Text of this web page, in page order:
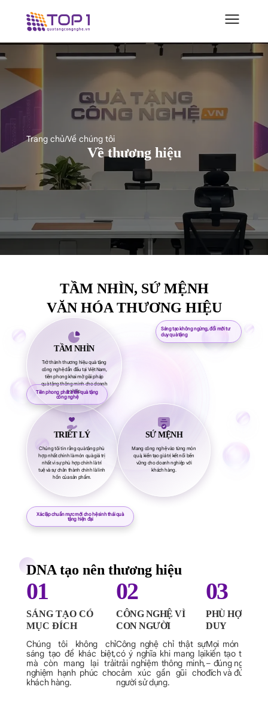
Trang chủ/Về chúng tôi
Về thương hiệu
TẦM NHÌN, SỨ MỆNH
VĂN HÓA THƯƠNG HIỆU
Tiên phong phát triển quà tặng
công nghệ
TẦM NHÌN
Trở thành thương hiệu quà tặng
công nghệ dẫn đầu tại Việt Nam,
tiên phong khai mở giải pháp
quà tặng thông minh cho doanh
nghiệp.
Sáng tạo không ngừng, đổi mới tư
duy quà tặng
TRIẾT LÝ
Chúng tôi tin rằng quà tặng phù
hợp nhất chính là món quà giá trị
nhất vì sự phù hợp chính là trí
tuệ và sự chân thành chính là linh
hồn của sản phẩm.
SỨ MỆNH
Mang công nghệ vào từng món
quà, kiến tạo giá trị kết nối bền
vững cho doanh nghiệp với
khách hàng.
Xác lập chuẩn mực mới cho hệ sinh thái quà
tặng hiện đại
DNA tạo nên thương hiệu
01
SÁNG TẠO CÓ
MỤC ĐÍCH
Chúng tôi không chỉ
sáng tạo để khác biệt,
mà còn mang lại trải
nghiệm hạnh phúc cho
khách hàng.
02
CÔNG NGHỆ VÌ
CON NGƯỜI
Công nghệ chỉ thật sự
có ý nghĩa khi mang lại
trải nghiệm thông minh,
cảm xúc gần gũi cho
người sử dụng.
03
PHÙ HỢP
DUY
Mọi món quà
kiến tạo từ sự
– đúng người,
đích và đúng